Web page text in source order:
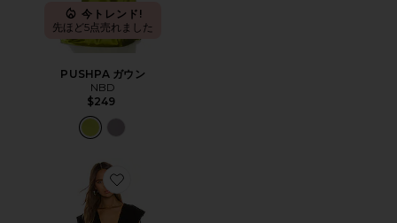
今トレンド!
先ほど5点売れました
PUSHPA ガウン
NBD
$249
Favorite ドレス